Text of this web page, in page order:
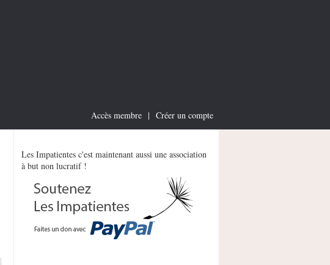
Accès membre | Créer un compte
Les Impatientes c'est maintenant aussi une association
à but non lucratif !